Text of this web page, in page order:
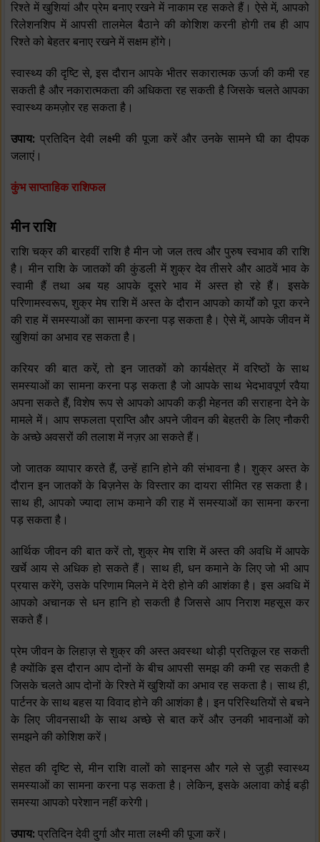
रिश्ते में खुशियां और प्रेम बनाए रखने में नाकाम रह सकते हैं। ऐसे में, आपको
रिलेशनशिप में आपसी तालमेल बैठाने की कोशिश करनी होगी तब ही आप
रिश्ते को बेहतर बनाए रखने में सक्षम होंगे।
स्वास्थ्य की दृष्टि से, इस दौरान आपके भीतर सकारात्मक ऊर्जा की कमी रह
सकती है और नकारात्मकता की अधिकता रह सकती है जिसके चलते आपका
स्वास्थ्य कमज़ोर रह सकता है।
उपाय: प्रतिदिन देवी लक्ष्मी की पूजा करें और उनके सामने घी का दीपक
जलाएं।
कुंभ साप्ताहिक राशिफल
मीन राशि
राशि चक्र की बारहवीं राशि है मीन जो जल तत्व और पुरुष स्वभाव की राशि
है। मीन राशि के जातकों की कुंडली में शुक्र देव तीसरे और आठवें भाव के
स्वामी हैं तथा अब यह आपके दूसरे भाव में अस्त हो रहे हैं। इसके
परिणामस्वरूप, शुक्र मेष राशि में अस्त के दौरान आपको कार्यों को पूरा करने
की राह में समस्याओं का सामना करना पड़ सकता है। ऐसे में, आपके जीवन में
खुशियां का अभाव रह सकता है।
करियर की बात करें, तो इन जातकों को कार्यक्षेत्र में वरिष्ठों के साथ
समस्याओं का सामना करना पड़ सकता है जो आपके साथ भेदभावपूर्ण रवैया
अपना सकते हैं, विशेष रूप से आपको आपकी कड़ी मेहनत की सराहना देने के
मामले में। आप सफलता प्राप्ति और अपने जीवन की बेहतरी के लिए नौकरी
के अच्छे अवसरों की तलाश में नज़र आ सकते हैं।
जो जातक व्यापार करते हैं, उन्हें हानि होने की संभावना है। शुक्र अस्त के
दौरान इन जातकों के बिज़नेस के विस्तार का दायरा सीमित रह सकता है।
साथ ही, आपको ज्यादा लाभ कमाने की राह में समस्याओं का सामना करना
पड़ सकता है।
आर्थिक जीवन की बात करें तो, शुक्र मेष राशि में अस्त की अवधि में आपके
खर्चे आय से अधिक हो सकते हैं। साथ ही, धन कमाने के लिए जो भी आप
प्रयास करेंगे, उसके परिणाम मिलने में देरी होने की आशंका है। इस अवधि में
आपको अचानक से धन हानि हो सकती है जिससे आप निराश महसूस कर
सकते हैं।
प्रेम जीवन के लिहाज़ से शुक्र की अस्त अवस्था थोड़ी प्रतिकूल रह सकती
है क्योंकि इस दौरान आप दोनों के बीच आपसी समझ की कमी रह सकती है
जिसके चलते आप दोनों के रिश्ते में खुशियों का अभाव रह सकता है। साथ ही,
पार्टनर के साथ बहस या विवाद होने की आशंका है। इन परिस्थितियों से बचने
के लिए जीवनसाथी के साथ अच्छे से बात करें और उनकी भावनाओं को
समझने की कोशिश करें।
सेहत की दृष्टि से, मीन राशि वालों को साइनस और गले से जुड़ी स्वास्थ्य
समस्याओं का सामना करना पड़ सकता है। लेकिन, इसके अलावा कोई बड़ी
समस्या आपको परेशान नहीं करेगी।
उपाय: प्रतिदिन देवी दुर्गा और माता लक्ष्मी की पूजा करें।